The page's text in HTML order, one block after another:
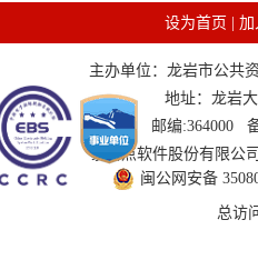
设为首页 加
主办单位：龙岩市公共
地址：龙岩
邮编:364000
术支持：国泰新点软件股份有限
闽公网安备
总访